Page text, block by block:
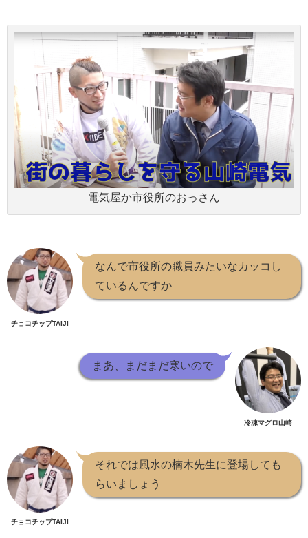
電気屋か市役所のおっさん
チョコチップTAIJI
なんで市役所の職員みたいなカッコし
ているんですか
まあ、まだまだ寒いので
冷凍マグロ山崎
チョコチップTAIJI
それでは風水の楠木先生に登場しても
らいましょう